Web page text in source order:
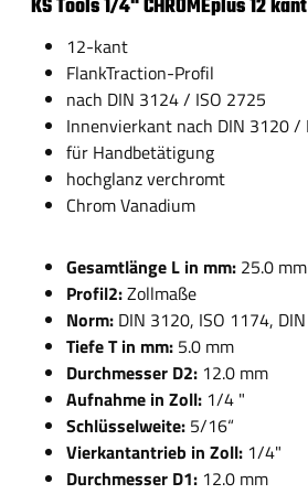
KS Tools 1/4" CHROMEplus 12
12-kant
FlankTraction-Profil
nach DIN 3124 / ISO 2725
Innenvierkant nach DIN 3120
für Handbetätigung
hochglanz verchromt
Chrom Vanadium
Gesamtlänge L in mm: 25.0 mm
Profil2:Zollmaße
Norm: DIN 3120, ISO 1174,
Tiefe T in mm: 5.0 mm
Durchmesser D2: 12.0 mm
Aufnahme in Zoll: 1/4 "
Schlüsselweite: 5/16“
Vierkantantrieb in Zoll: 1/4"
Durchmesser D1: 12.0 mm